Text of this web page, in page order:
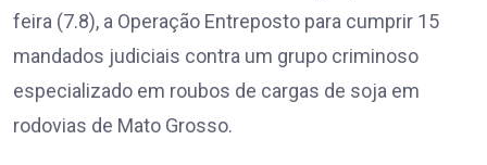
feira (7.8), a Operação Entreposto para cumprir 15
mandados judiciais contra um grupo criminoso
especializado em roubos de cargas de soja em
rodovias de Mato Grosso.